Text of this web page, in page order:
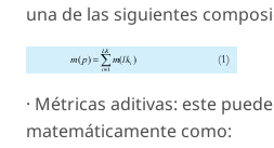
una de las siguientes
· Métricas aditivas: este
matemáticamente como: